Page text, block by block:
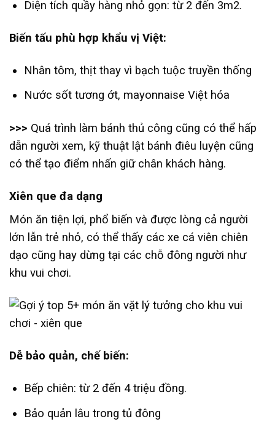
Diện tích quầy hàng nhỏ gọn: từ 2 đến 3m2.
Biến tấu phù hợp khẩu vị Việt:
Nhân tôm, thịt thay vì bạch tuộc truyền thống
Nước sốt tương ớt, mayonnaise Việt hóa
>>> Quá trình làm bánh thủ công cũng có thể hấp
dẫn người xem, kỹ thuật lật bánh điêu luyện cũng
có thể tạo điểm nhấn giữ chân khách hàng.
Xiên que đa dạng
Món ăn tiện lợi, phổ biến và được lòng cả người
lớn lẫn trẻ nhỏ, có thể thấy các xe cá viên chiên
dạo cũng hay dừng tại các chỗ đông người như
khu vui chơi.
Dễ bảo quản, chế biến:
Bếp chiên: từ 2 đến 4 triệu đồng.
Bảo quản lâu trong tủ đông